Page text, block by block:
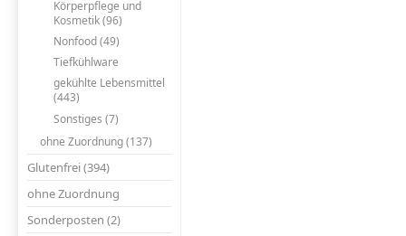
Körperpflege und
Kosmetik (96)
Nonfood (49)
Tiefkühlware
gekühlte Lebensmittel
(443)
Sonstiges (7)
ohne Zuordnung (137)
Glutenfrei (394)
ohne Zuordnung
Sonderposten (2)